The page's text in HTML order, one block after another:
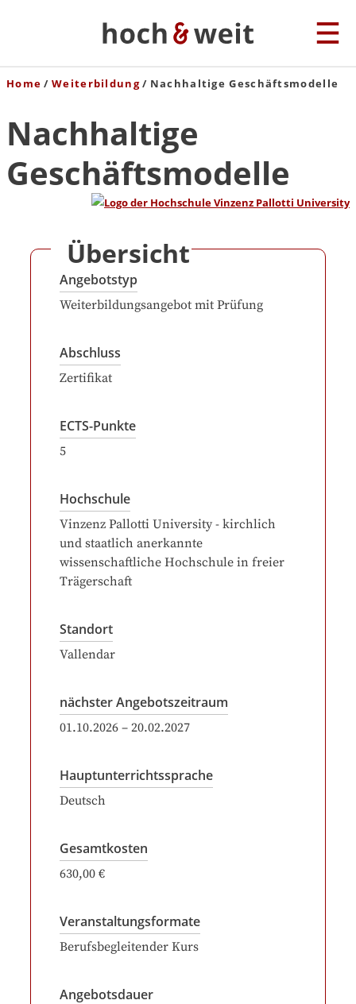
Home Weiterbildung Nachhaltige Geschäftsmodelle
Nachhaltige
Geschäftsmodelle
Übersicht
Angebotstyp
Weiterbildungsangebot mit Prüfung
Abschluss
Zertifikat
ECTS-Punkte
5
Hochschule
Vinzenz Pallotti University - kirchlich
und staatlich anerkannte
wissenschaftliche Hochschule in freier
Trägerschaft
Standort
Vallendar
nächster Angebotszeitraum
01.10.2026 – 20.02.2027
Hauptunterrichtssprache
Deutsch
Gesamtkosten
630,00 €
Veranstaltungsformate
Berufsbegleitender Kurs
Angebotsdauer